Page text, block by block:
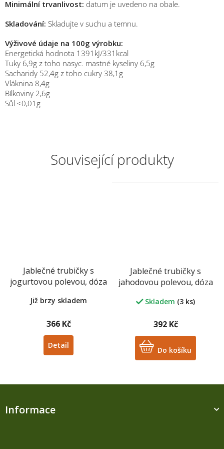
Související produkty
Jablečné trubičky s
jogurtovou polevou, dóza
Již brzy skladem
366 Kč
Detail
Jablečné trubičky s
jahodovou polevou, dóza
Skladem (3 ks)
392 Kč
Do košíku
Minimální trvanlivost: datum je uvedeno na obale.
Skladování: Skladujte v suchu a temnu.
Výživové údaje na 100g výrobku:
Energetická hodnota 1391kJ/331kcal
Tuky 6,9g z toho nasyc. mastné kyseliny 6,5g
Sacharidy 52,4g z toho cukry 38,1g
Vláknina 8,4g
Bílkoviny 2,6g
Sůl <0,01g
Z
Informace